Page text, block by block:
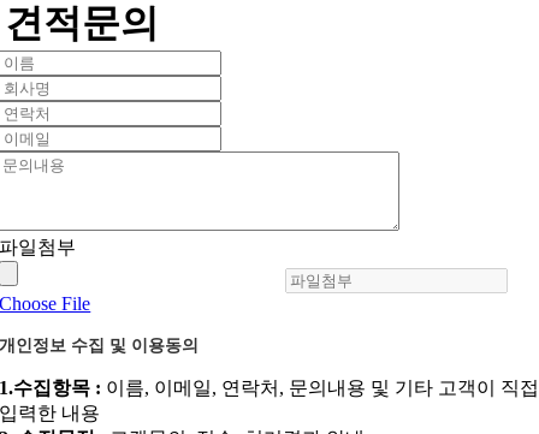
견적문의
파일첨부
Choose File
개인정보 수집 및 이용동의
1.수집항목 : 이름, 이메일, 연락처, 문의내용 및 기타 고객이 직접
입력한 내용